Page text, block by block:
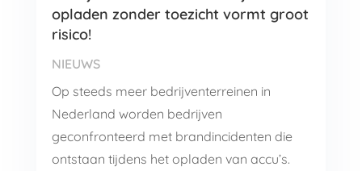
opladen zonder toezicht vormt groot
risico!
NIEUWS
Op steeds meer bedrijventerreinen in
Nederland worden bedrijven
geconfronteerd met brandincidenten die
ontstaan tijdens het opladen van accu’s.